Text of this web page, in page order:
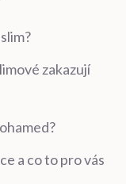
zakazují
a co to pro vás